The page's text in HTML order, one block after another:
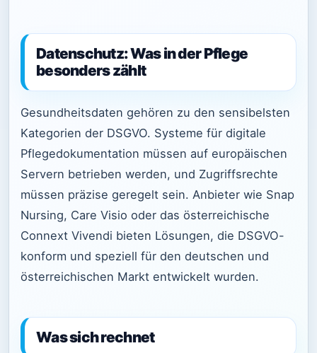
Datenschutz: Was in der Pflege
besonders zählt
Gesundheitsdaten gehören zu den sensibelsten
Kategorien der DSGVO. Systeme für digitale
Pflegedokumentation müssen auf europäischen
Servern betrieben werden, und Zugriffsrechte
müssen präzise geregelt sein. Anbieter wie Snap
Nursing, Care Visio oder das österreichische
Connext Vivendi bieten Lösungen, die DSGVO-
konform und speziell für den deutschen und
österreichischen Markt entwickelt wurden.
Was sich rechnet